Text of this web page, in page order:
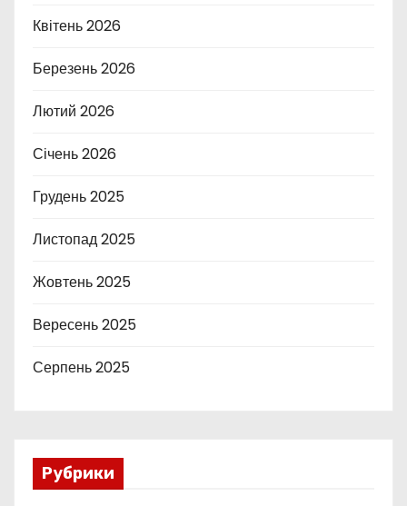
Квітень 2026
Березень 2026
Лютий 2026
Січень 2026
Грудень 2025
Листопад 2025
Жовтень 2025
Вересень 2025
Серпень 2025
Рубрики